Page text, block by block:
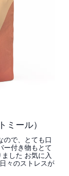
ミール）
ので、とても口
ー付き物もとて
した お気に入
々のストレスが